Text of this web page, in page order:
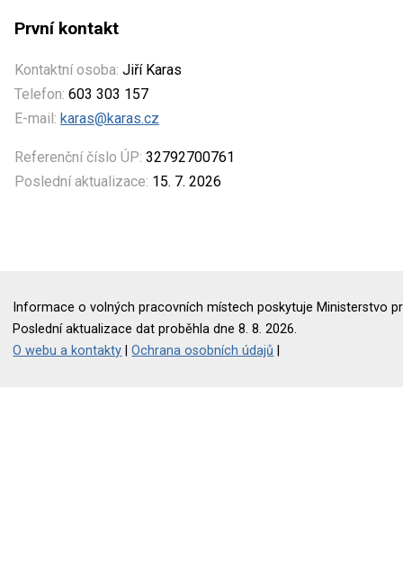
První kontakt
Kontaktní osoba: Jiří Karas
Telefon: 603 303 157
E-mail: karas@karas.cz
Referenční číslo ÚP: 32792700761
Poslední aktualizace: 15. 7. 2026
Informace o volných pracovních místech poskytuje Ministerstvo
Poslední aktualizace dat proběhla dne 8. 8. 2026.
O webu a kontakty |Ochrana osobních údajů